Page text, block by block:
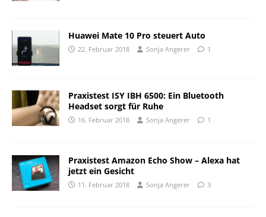
Huawei Mate 10 Pro steuert Auto
22. Februar 2018 Sonja Angerer 1
Praxistest ISY IBH 6500: Ein Bluetooth
Headset sorgt für Ruhe
16. Februar 2018 Sonja Angerer 1
Praxistest Amazon Echo Show – Alexa hat
jetzt ein Gesicht
11. Februar 2018 Sonja Angerer 3